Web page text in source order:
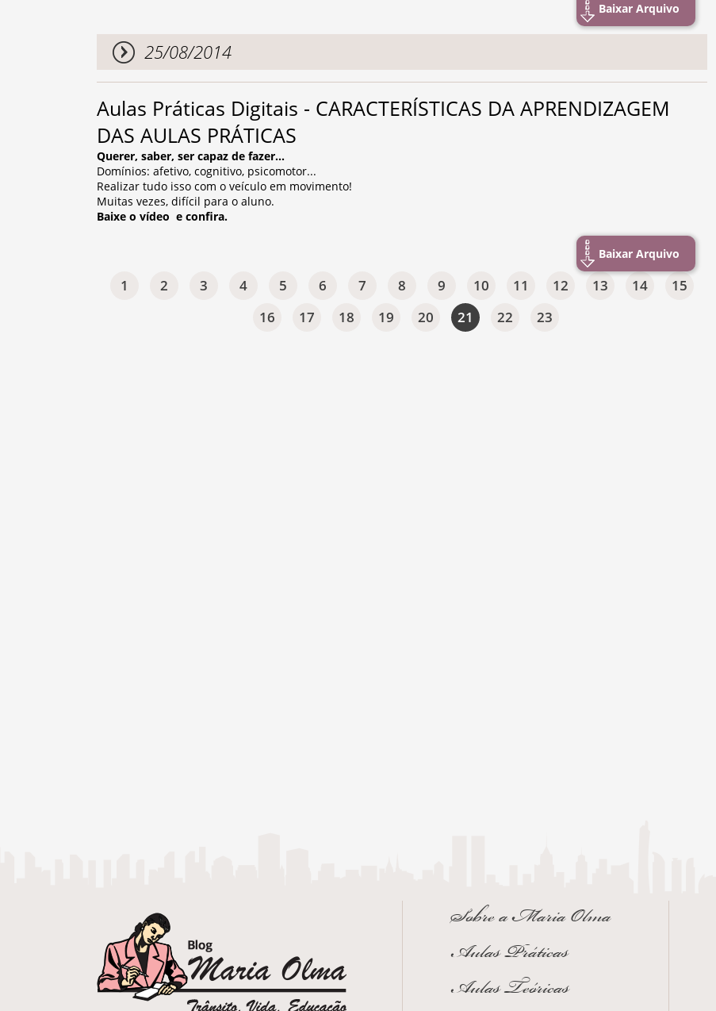
Baixar Arquivo
25/08/2014
Aulas Práticas Digitais - CARACTERÍSTICAS DA APRENDIZAGEM
DAS AULAS PRÁTICAS
Querer, saber, ser capaz de fazer...
Domínios: afetivo, cognitivo, psicomotor...
Realizar tudo isso com o veículo em movimento!
Muitas vezes, difícil para o aluno.
Baixe o vídeo e confira.
Baixar Arquivo
1 2 3 4 5 6 7 8 9 10 11 12 13 14
15
16
17 18 19 20 21 22 23
Sobre a Maria Olma
Aulas Práticas
Aulas Teóricas